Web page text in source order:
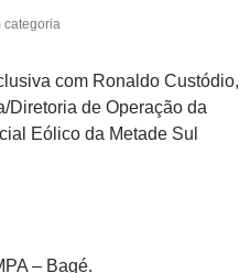
categoria
com Ronaldo Custódio,
Diretoria de Operação da
Eólico da Metade Sul
– Bagé.